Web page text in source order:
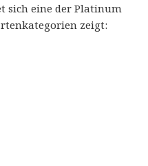
sich eine der Platinum
zeigt: